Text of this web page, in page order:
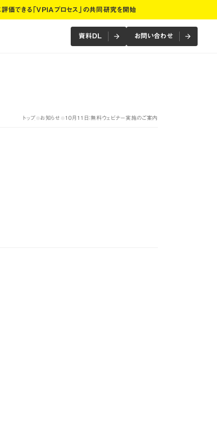
価できる「VPIAプロセス」の共同研究を開始
資料DL
資料DL arrow_forward お問い合わせ
お問い合わせ arrow_forward
トップ
トップ ●お知らせ
お知らせ 10月11日：無料ウェビナー実施のご案内